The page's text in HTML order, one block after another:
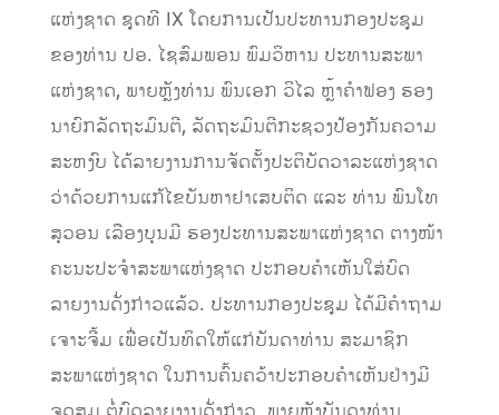
ແຫ່ງຊາດ ຊຸດທີ IX ໂດຍການເປັນປະທານກອງປະຊຸມ
ຂອງທ່ານ ປອ. ໄຊສົມພອນ ພົມວິຫານ ປະທານສະພາ
ແຫ່ງຊາດ, ພາຍຫຼັງທ່ານ ພົນເອກ ວິໄລ ຫຼ້າຄໍາຟອງ ຮອງ
ນາຍົກລັດຖະມົນຕີ, ລັດຖະມົນຕີກະຊວງປ້ອງກັນຄວາມ
ສະຫງົບ ໄດ້ລາຍງານການຈັດຕັ້ງປະຕິບັດວາລະແຫ່ງຊາດ
ວ່າດ້ວຍການແກ້ໄຂບັນຫາຢາເສບຕິດ ແລະ ທ່ານ ພົນໂທ
ສຸວອນ ເລືອງບຸນມີ ຮອງປະທານສະພາແຫ່ງຊາດ ຕາງໜ້າ
ຄະນະປະຈໍາສະພາແຫ່ງຊາດ ປະກອບຄໍາເຫັນໃສ່ບົດ
ລາຍງານດັ່ງກ່າວແລ້ວ. ປະທານກອງປະຊຸມ ໄດ້ມີຄໍາຖາມ
ເຈາະຈີ້ມ ເພື່ອເປັນທິດໃຫ້ແກ່ບັນດາທ່ານ ສະມາຊິກ
ສະພາແຫ່ງຊາດ ໃນການຄົ້ນຄວ້າປະກອບຄໍາເຫັນຢ່າງມີ